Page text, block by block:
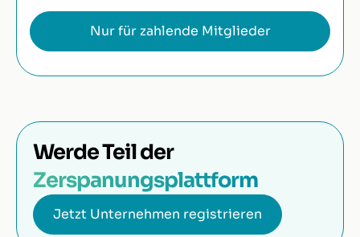
Nur für zahlende Mitglieder
Werde Teil der
Zerspanungsplattform
Jetzt Unternehmen registrieren